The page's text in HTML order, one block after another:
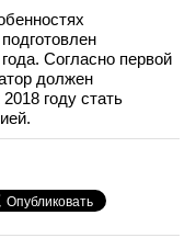
Согласно первой
должен
году стать